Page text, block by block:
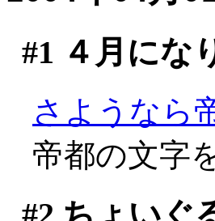
#1 ４月にな
さようなら
帝都の文字